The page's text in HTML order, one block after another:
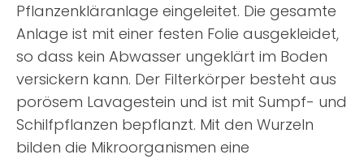
Pflanzenkläranlage eingeleitet. Die gesamte
Anlage ist mit einer festen Folie ausgekleidet,
so dass kein Abwasser ungeklärt im Boden
versickern kann. Der Filterkörper besteht aus
porösem Lavagestein und ist mit Sumpf- und
Schilfpflanzen bepflanzt. Mit den Wurzeln
bilden die Mikroorganismen eine